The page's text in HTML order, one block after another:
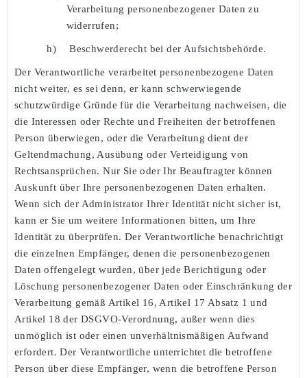
Verarbeitung personenbezogener Daten zu
widerrufen;
h) Beschwerderecht bei der Aufsichtsbehörde.
Der Verantwortliche verarbeitet personenbezogene Daten
nicht weiter, es sei denn, er kann schwerwiegende
schutzwürdige Gründe für die Verarbeitung nachweisen, die
die Interessen oder Rechte und Freiheiten der betroffenen
Person überwiegen, oder die Verarbeitung dient der
Geltendmachung, Ausübung oder Verteidigung von
Rechtsansprüchen. Nur Sie oder Ihr Beauftragter können
Auskunft über Ihre personenbezogenen Daten erhalten.
Wenn sich der Administrator Ihrer Identität nicht sicher ist,
kann er Sie um weitere Informationen bitten, um Ihre
Identität zu überprüfen. Der Verantwortliche benachrichtigt
die einzelnen Empfänger, denen die personenbezogenen
Daten offengelegt wurden, über jede Berichtigung oder
Löschung personenbezogener Daten oder Einschränkung der
Verarbeitung gemäß Artikel 16, Artikel 17 Absatz 1 und
Artikel 18 der DSGVO-Verordnung, außer wenn dies
unmöglich ist oder einen unverhältnismäßigen Aufwand
erfordert. Der Verantwortliche unterrichtet die betroffene
Person über diese Empfänger, wenn die betroffene Person